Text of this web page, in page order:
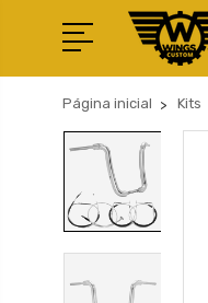
Página inicial Kits